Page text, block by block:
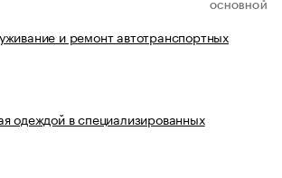
ОСНОВНОЙ
и ремонт автотранспортных
одеждой в специализированных